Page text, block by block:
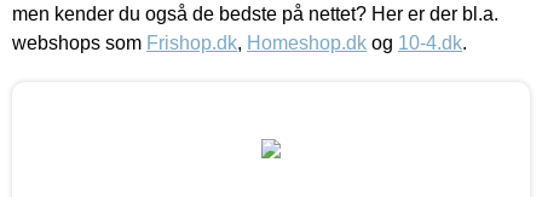
men kender du også de bedste på nettet? Her er der bl.a.
webshops som Frishop.dk, Homeshop.dk og 10-4.dk.